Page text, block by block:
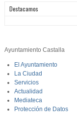
Destacamos
Ayuntamiento Castalla
El Ayuntamiento
La Ciudad
Servicios
Actualidad
Mediateca
Protección de Datos